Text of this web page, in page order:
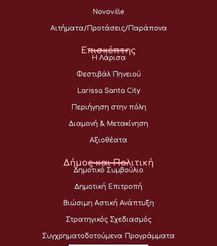
Novoville
Αιτήματα/Προτάσεις/Παράπονα
Επισκέπτης
Η Λάρισα
Φεστιβάλ Πηνειού
Larissa Santa City
Περιήγηση στην πόλη
Διαμονή & Μετακίνηση
Αξιοθέατα
Δήμος και Πολιτική
Δημοτικό Συμβούλιο
Δημοτική Επιτροπή
Βιώσιμη Αστική Ανάπτυξη
Στρατηγικός Σχεδιασμός
Συγχρηματοδοτούμενα Προγράμματα